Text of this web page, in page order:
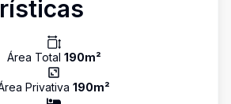
Área Total 190m²
Privativa 190m²